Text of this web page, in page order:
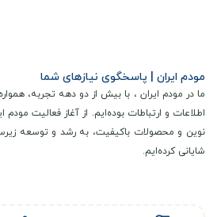
امنیت مودم جیبی اولاکس مدل MF982
امنیت در مودمی که قرار است تا اتصال
مودم ایران | پاسخگوی نیازهای شما
ما در مودم ایران ، با بیش از دو دهه تجربه،
اطلاعات و ارتباطات بوده‌ایم. از آغاز فعالیت مودم
نوین و محصولات باکیفیت، به رشد و توسعه
شایانی کرده‌ایم.